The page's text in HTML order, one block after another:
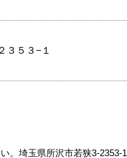
３５３−１
。埼玉県所沢市若狭3-2353-1